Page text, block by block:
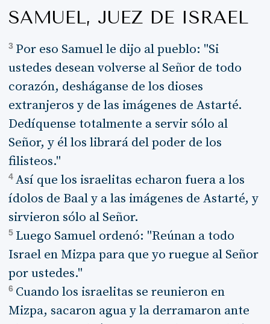
SAMUEL, JUEZ DE ISRAEL
3 Por eso Samuel le dijo al pueblo: "Si
ustedes desean volverse al Señor de todo
corazón, desháganse de los dioses
extranjeros y de las imágenes de Astarté.
Dedíquense totalmente a servir sólo al
Señor, y él los librará del poder de los
filisteos."
4 Así que los israelitas echaron fuera a los
ídolos de Baal y a las imágenes de Astarté, y
sirvieron sólo al Señor.
5 Luego Samuel ordenó: "Reúnan a todo
Israel en Mizpa para que yo ruegue al Señor
por ustedes."
6 Cuando los israelitas se reunieron en
Mizpa, sacaron agua y la derramaron ante